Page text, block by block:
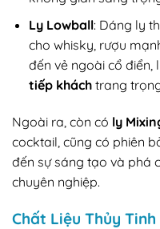
Ly Lowball: Dáng ly
cho whisky, rượu
đến vẻ ngoài cổ điển,
tiếp kháchtrang
Ngoài ra, còn có ly
cocktail, cũng có phiên
đến sự sáng tạo và phá
chuyên nghiệp.
Chất Liệu Thủy Tinh